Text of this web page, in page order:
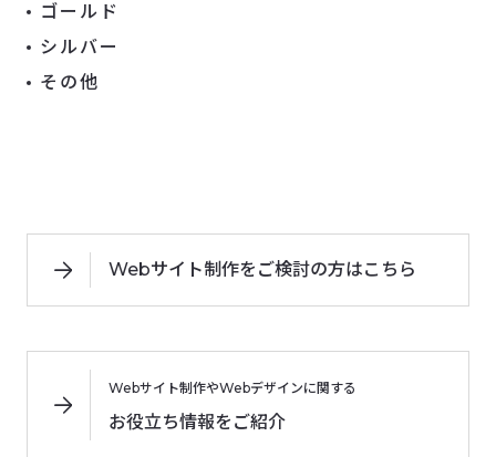
ゴールド
シルバー
その他
Webサイト制作をご検討の方はこちら
Webサイト制作やWebデザインに関する
お役立ち情報をご紹介